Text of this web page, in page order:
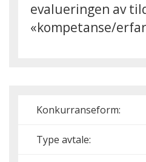
evalueringen av
«kompetanse/
Konkurranseform:
Type avtale: